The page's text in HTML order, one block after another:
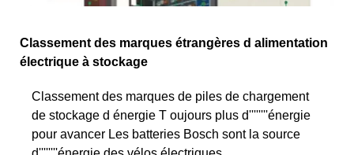
Classement des marques étrangères d alimentation
électrique à stockage
Classement des marques de piles de chargement
de stockage d énergie T oujours plus d''''''''énergie
pour avancer Les batteries Bosch sont la source